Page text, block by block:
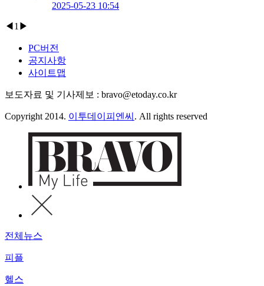
2025-05-23 10:54
◀ 1 ▶
PC버전
공지사항
사이트맵
보도자료 및 기사제보 : bravo@etoday.co.kr
Copyright 2014. 이투데이피엔씨 . All rights reserved
전체뉴스
피플
헬스